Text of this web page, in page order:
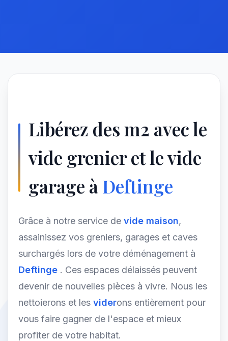
Libérez des m2 avec le
vide grenier et le vide
garage àDeftinge
Grâce à notre service de vide maison,
assainissez vos greniers, garages et caves
surchargés lors de votre déménagement à
Deftinge . Ces espaces délaissés peuvent
devenir de nouvelles pièces à vivre. Nous les
nettoierons et les viderons entièrement pour
vous faire gagner de l'espace et mieux
profiter de votre habitat.